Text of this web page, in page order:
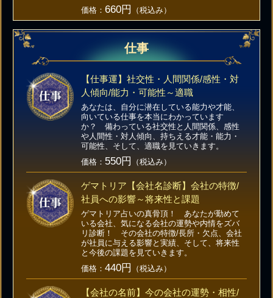
価格：660円 （税込み）
仕事
【仕事運】社交性・人間関係/感性・対
人傾向/能力・可能性～適職
あなたは、自分に潜在している能力や才能、
向いている仕事を本当にわかっています
か？ 備わっている社交性と人間関係、感性
や人間性・対人傾向、持ちえる才能・能力・
可能性、そして、適職を見ていきます。
価格： 550円 （税込み）
ゲマトリア【会社名診断】会社の特徴/
社員への影響～将来性と課題
ゲマトリア占いの真骨頂！ あなたが勤めて
いる会社、気になる会社の運勢や内情をズバ
リ診断！ その会社の特徴/長所・欠点、会社
が社員に与える影響と実績、そして、将来性
と今後の課題を見ていきます。
価格：440円 （税込み）
【会社の名前】今の会社の運勢・相性/